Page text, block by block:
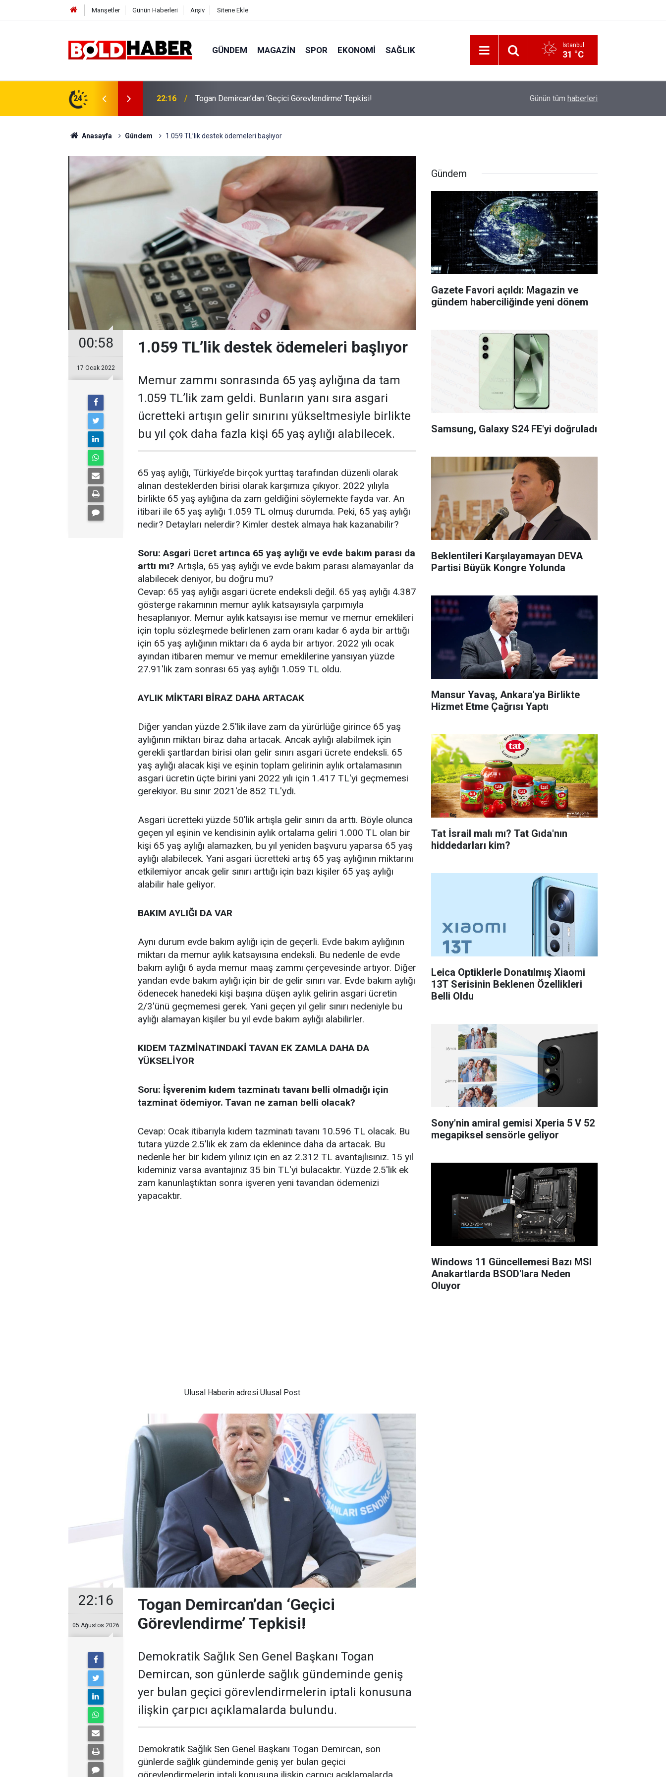
Manşetler Günün Haberleri Arşiv Sitene Ekle
GÜNDEM MAGAZIN SPOR EKONOMI SAĞLIK İstanbul
31 °C
24 19:32 Sıcak Havalarda Ödem Şikayetini Hafife Almayın! İzmir 112’de Kan Donduran İddialar!
Günün tüm haberleri
Anasayfa Gündem 1.059 TL’lik destek ödemeleri başlıyor
00:58
17 Ocak 2022
1.059 TL’lik destek ödemeleri başlıyor
Memur zammı sonrasında 65 yaş aylığına da tam
1.059 TL’lik zam geldi. Bunların yanı sıra asgari
ücretteki artışın gelir sınırını yükseltmesiyle birlikte
bu yıl çok daha fazla kişi 65 yaş aylığı alabilecek.
65 yaş aylığı, Türkiye’de birçok yurttaş tarafından düzenli olarak
alınan desteklerden birisi olarak karşımıza çıkıyor. 2022 yılıyla
birlikte 65 yaş aylığına da zam geldiğini söylemekte fayda var. An
itibari ile 65 yaş aylığı 1.059 TL olmuş durumda. Peki, 65 yaş aylığı
nedir? Detayları nelerdir? Kimler destek almaya hak kazanabilir?
Soru: Asgari ücret artınca 65 yaş aylığı ve evde bakım parası da
arttı mı? Artışla, 65 yaş aylığı ve evde bakım parası alamayanlar da
alabilecek deniyor, bu doğru mu?
Cevap: 65 yaş aylığı asgari ücrete endeksli değil. 65 yaş aylığı 4.387
gösterge rakamının memur aylık katsayısıyla çarpımıyla
hesaplanıyor. Memur aylık katsayısı ise memur ve memur emeklileri
için toplu sözleşmede belirlenen zam oranı kadar 6 ayda bir arttığı
için 65 yaş aylığının miktarı da 6 ayda bir artıyor. 2022 yılı ocak
ayından itibaren memur ve memur emeklilerine yansıyan yüzde
27.91'lik zam sonrası 65 yaş aylığı 1.059 TL oldu.
AYLIK MİKTARI BİRAZ DAHA ARTACAK
Diğer yandan yüzde 2.5'lik ilave zam da yürürlüğe girince 65 yaş
aylığının miktarı biraz daha artacak. Ancak aylığı alabilmek için
gerekli şartlardan birisi olan gelir sınırı asgari ücrete endeksli. 65
yaş aylığı alacak kişi ve eşinin toplam gelirinin aylık ortalamasının
asgari ücretin üçte birini yani 2022 yılı için 1.417 TL'yi geçmemesi
gerekiyor. Bu sınır 2021'de 852 TL'ydi.
Asgari ücretteki yüzde 50'lik artışla gelir sınırı da arttı. Böyle olunca
geçen yıl eşinin ve kendisinin aylık ortalama geliri 1.000 TL olan bir
kişi 65 yaş aylığı alamazken, bu yıl yeniden başvuru yaparsa 65 yaş
aylığı alabilecek. Yani asgari ücretteki artış 65 yaş aylığının miktarını
etkilemiyor ancak gelir sınırı arttığı için bazı kişiler 65 yaş aylığı
alabilir hale geliyor.
BAKIM AYLIĞI DA VAR
Aynı durum evde bakım aylığı için de geçerli. Evde bakım aylığının
miktarı da memur aylık katsayısına endeksli. Bu nedenle de evde
bakım aylığı 6 ayda memur maaş zammı çerçevesinde artıyor. Diğer
yandan evde bakım aylığı için bir de gelir sınırı var. Evde bakım aylığı
ödenecek hanedeki kişi başına düşen aylık gelirin asgari ücretin
2/3'ünü geçmemesi gerek. Yani geçen yıl gelir sınırı nedeniyle bu
aylığı alamayan kişiler bu yıl evde bakım aylığı alabilirler.
KIDEM TAZMİNATINDAKİ TAVAN EK ZAMLA DAHA DA
YÜKSELİYOR
Soru: İşverenim kıdem tazminatı tavanı belli olmadığı için
tazminat ödemiyor. Tavan ne zaman belli olacak?
Cevap: Ocak itibarıyla kıdem tazminatı tavanı 10.596 TL olacak. Bu
tutara yüzde 2.5'lik ek zam da eklenince daha da artacak. Bu
nedenle her bir kıdem yılınız için en az 2.312 TL avantajlısınız. 15 yıl
kıdeminiz varsa avantajınız 35 bin TL'yi bulacaktır. Yüzde 2.5'lik ek
zam kanunlaştıktan sonra işveren yeni tavandan ödemenizi
yapacaktır.
Ulusal Haberin adresi Ulusal Post
22:16
05 Ağustos 2026
Togan Demircan’dan ‘Geçici
Görevlendirme’ Tepkisi!
Demokratik Sağlık Sen Genel Başkanı Togan
Demircan, son günlerde sağlık gündeminde geniş
yer bulan geçici görevlendirmelerin iptali konusuna
ilişkin çarpıcı açıklamalarda bulundu.
Demokratik Sağlık Sen Genel Başkanı Togan Demircan, son
günlerde sağlık gündeminde geniş yer bulan geçici
Gündem
Gazete Favori açıldı: Magazin ve
gündem haberciliğinde yeni dönem
Samsung, Galaxy S24 FE'yi doğruladı
Beklentileri Karşılayamayan DEVA
Partisi Büyük Kongre Yolunda
Mansur Yavaş, Ankara'ya Birlikte
Hizmet Etme Çağrısı Yaptı
Tat İsrail malı mı? Tat Gıda'nın
hiddedarları kim?
Leica Optiklerle Donatılmış Xiaomi
13T Serisinin Beklenen Özellikleri
Belli Oldu
Sony'nin amiral gemisi Xperia 5 V 52
megapiksel sensörle geliyor
Windows 11 Güncellemesi Bazı MSI
Anakartlarda BSOD'lara Neden
Oluyor